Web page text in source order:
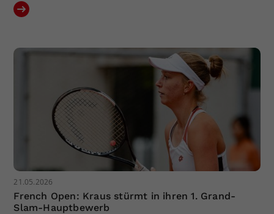
21.05.2026
French Open: Kraus stürmt in ihren 1. Grand-
Slam-Hauptbewerb